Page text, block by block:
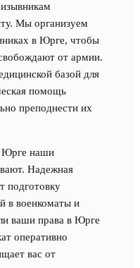
Мы организуем
в Юрге, чтобы
от армии.
базой для
помощь
преподнести их
Юрге наши
Надежная
подготовку
в военкоматы и
ваши права в Юрге
оперативно
вас от